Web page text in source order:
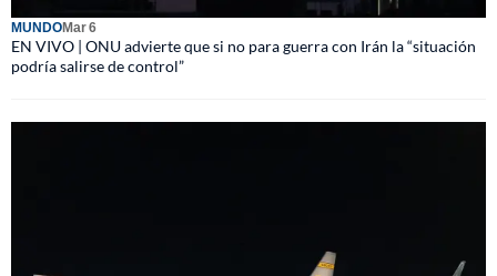
MUNDOMar 6
EN VIVO | ONU advierte que si no para guerra con Irán la “situación
podría salirse de control”